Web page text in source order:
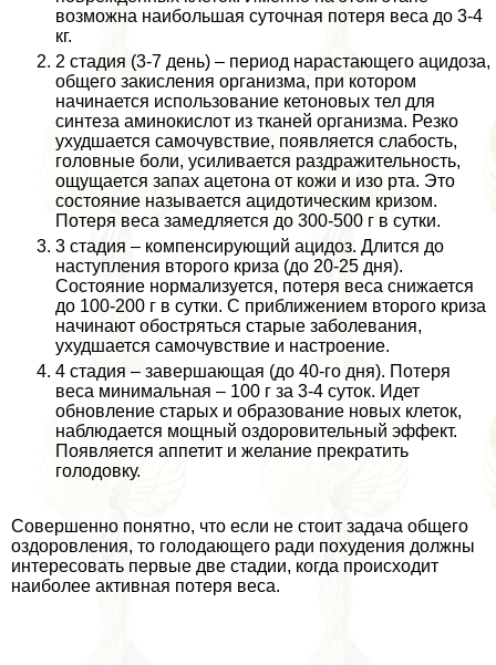
возможна наибольшая суточная потеря веса до 3-4
кг.
2 стадия (3-7 день) – период нарастающего ацидоза,
общего закисления организма, при котором
начинается использование кетоновых тел для
синтеза аминокислот из тканей организма. Резко
ухудшается самочувствие, появляется слабость,
головные боли, усиливается раздражительность,
ощущается запах ацетона от кожи и изо рта. Это
состояние называется ацидотическим кризом.
Потеря веса замедляется до 300-500 г в сутки.
3 стадия – компенсирующий ацидоз. Длится до
наступления второго криза (до 20-25 дня).
Состояние нормализуется, потеря веса снижается
до 100-200 г в сутки. С приближением второго криза
начинают обостряться старые заболевания,
ухудшается самочувствие и настроение.
4 стадия – завершающая (до 40-го дня). Потеря
веса минимальная – 100 г за 3-4 суток. Идет
обновление старых и образование новых клеток,
наблюдается мощный оздоровительный эффект.
Появляется аппетит и желание прекратить
голодовку.
Совершенно понятно, что если не стоит задача общего
оздоровления, то голодающего ради похудения должны
интересовать первые две стадии, когда происходит
наиболее активная потеря веса.